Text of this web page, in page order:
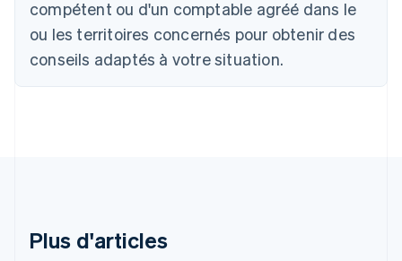
compétent ou d'un comptable agréé dans le
ou les territoires concernés pour obtenir des
conseils adaptés à votre situation.
Plus d'articles
Bulgarie
English
English Français
Chine continentale
English